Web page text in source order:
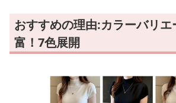
おすすめの理由:カラーバリ
富！7色展開